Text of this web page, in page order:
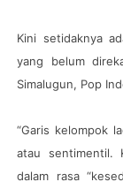
Kini setidaknya
yang belum
Simalugun, Pop
“Garis kelompok
atau sentimentil.
dalam rasa